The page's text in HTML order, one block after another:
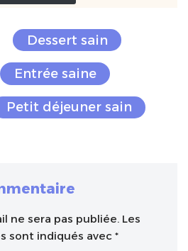
Dessert sain
Entrée saine
Petit déjeuner sain
ne sera pas publiée. Les
sont indiqués avec *